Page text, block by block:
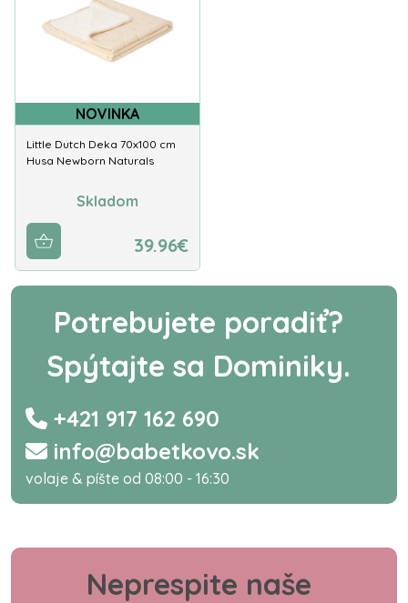
NOVINKA
Little Dutch Deka 70x100 cm
Husa Newborn Naturals
Skladom
39.96€
Potrebujete poradiť?
Spýtajte sa Dominiky.
+421 917 162 690
info@babetkovo.sk
volaje & píšte od 08:00 - 16:30
Neprespite naše